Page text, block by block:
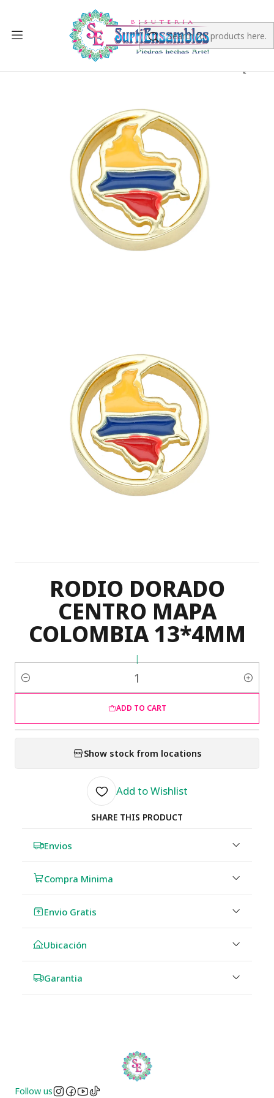
RHODIUM
RODIO DORADO CENTRO MAPA COLOMBIA 13*4MM
RODIO DORADO
CENTRO MAPA
COLOMBIA 13*4MM
|
Quantity
ADD TO CART
Show stock from locations
Add to Wishlist
SHARE THIS PRODUCT
Envios
Compra Minima
Envio Gratis
Ubicación
Garantia
Follow us